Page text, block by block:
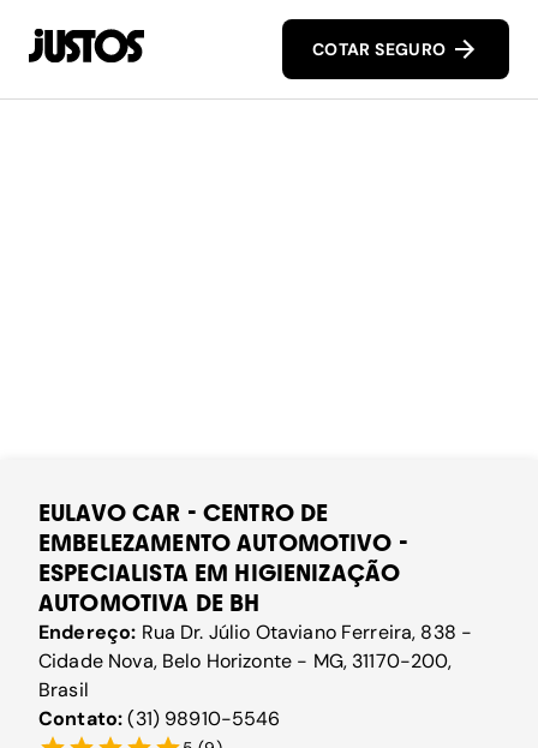
COTAR SEGURO
EULAVO CAR - CENTRO DE
EMBELEZAMENTO AUTOMOTIVO -
ESPECIALISTA EM HIGIENIZAÇÃO
AUTOMOTIVA DE BH
Endereço: Rua Dr. Júlio Otaviano Ferreira, 838 -
Cidade Nova, Belo Horizonte - MG, 31170-200,
Brasil
Contato:(31) 98910-5546